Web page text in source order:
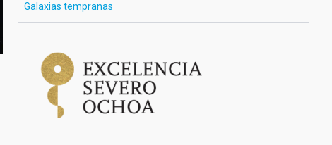
Galaxias tempranas